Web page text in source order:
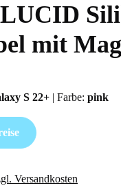
von 0 von 5
mit
S 22+ | Farbe: pink
Versandkosten